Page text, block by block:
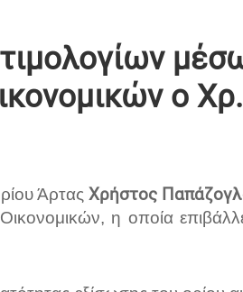
ο Χρ.
Άρτας Χρήστος
, η οποία